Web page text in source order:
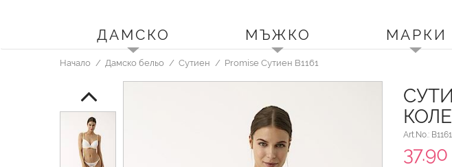
ДАМСКО МЪЖКО МАРКИ
Начало Дамско бельо Сутиен Promise Сутиен B1161
Art.No.: B1161